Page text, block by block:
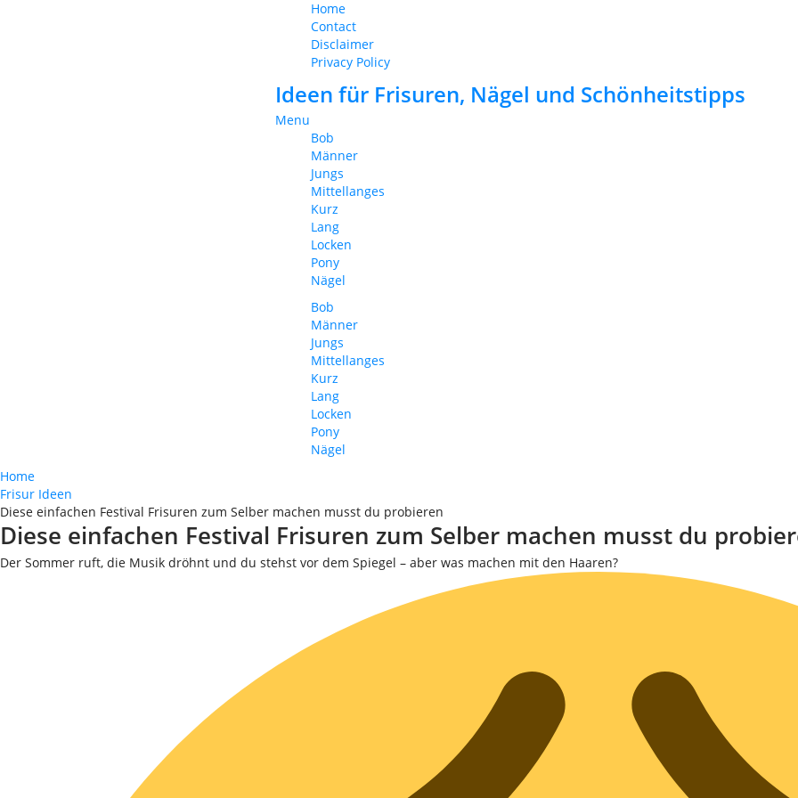
Home
Contact
Disclaimer
Privacy Policy
Ideen für Frisuren, Nägel und Schönheitstipps
Menu
Bob
Männer
Jungs
Mittellanges
Kurz
Lang
Locken
Pony
Nägel
Bob
Männer
Jungs
Mittellanges
Kurz
Lang
Locken
Pony
Nägel
Home
Frisur Ideen
Diese einfachen Festival Frisuren zum Selber machen musst du probieren
Diese einfachen Festival Frisuren zum Selber machen musst du
Der Sommer ruft, die Musik dröhnt und du stehst vor dem Spiegel – aber was machen mit den Haaren?